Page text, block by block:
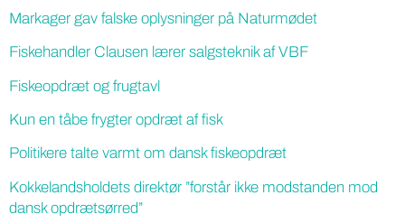
Markager gav falske oplysninger på Naturmødet
Fiskehandler Clausen lærer salgsteknik af VBF
Fiskeopdræt og frugtavl
Kun en tåbe frygter opdræt af fisk
Politikere talte varmt om dansk fiskeopdræt
Kokkelandsholdets direktør ”forstår ikke modstanden mod
dansk opdrætsørred”